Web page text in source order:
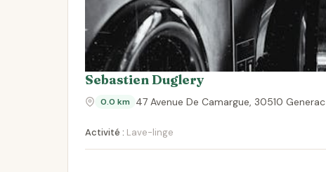
Sebastien Duglery
0.0 km 47 Avenue De Camargue, 30510 Generac
Activité : Lave-linge